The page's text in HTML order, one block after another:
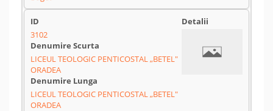
3102
LICEUL TEOLOGIC PENTICOSTAL „BETEL"
ORADEA
LICEUL TEOLOGIC PENTICOSTAL „BETEL"
ORADEA